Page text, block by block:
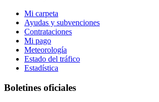
Mi carpeta
Ayudas y subvenciones
Contrataciones
Mi pago
Meteorología
Estado del tráfico
Estadística
Boletines oficiales